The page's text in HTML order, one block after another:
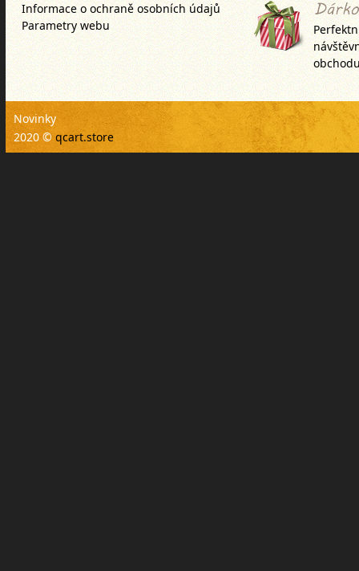
Informace o ochraně osobních údajů
Parametry webu
Novinky
2020 © qcart.store